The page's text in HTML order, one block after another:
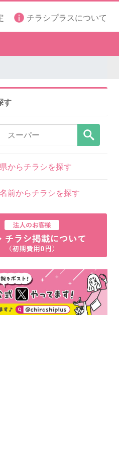
チラシプラスについて
す
からチラシを探す
前からチラシを探す